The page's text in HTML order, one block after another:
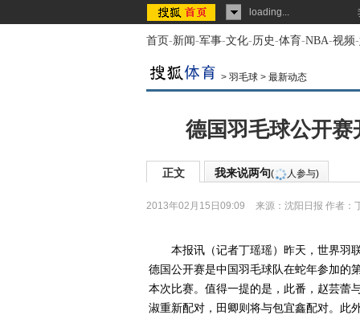
loading...
首页-新闻-军事-文化-历史-体育-NBA-视频-
> 羽毛球 > 最新动态
德国羽毛球公开
正文 我来说两句( 人参与)
2013年02月15日09:09 来源： 沈阳日报 作者：
本报讯（记者丁瑶瑶）昨天，世界羽联
德国公开赛是中国羽毛球队在蛇年参加的
本次比赛。值得一提的是，此番，赵芸蕾
淑重新配对，田卿则将与包宜鑫配对。此